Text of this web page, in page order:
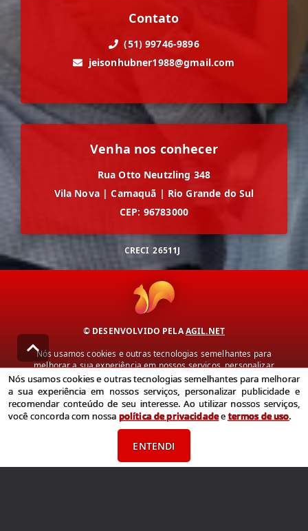
Contato
(51) 99746-9896
jeisonhubner1988@gmail.com
Venha nos conhecer
Rua Otto Neutzling 348
Vila Nova | Camaquã | Rio Grande do Sul
CEP: 96783000
CRECI 26511J
© DESENVOLVIDO PELAAGIL.NET
Nós usamos cookies e outras tecnologias semelhantes para
melhorar a sua experiência em nossos serviços, personalizar
publicidade e recomendar conteúdo de seu interesse. Ao utilizar
nossos serviços, você concorda com nossa política de privacidade e
termos de uso.
Política de Privacidade Termos de uso
Nós usamos cookies e outras tecnologias semelhantes para melhorar
a sua experiência em nossos serviços, personalizar publicidade e
recomendar conteúdo de seu interesse. Ao utilizar nossos serviços,
você concorda com nossa política de privacidadeetermos de uso.
ENTENDI